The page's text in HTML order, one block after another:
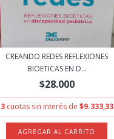
CREANDO REDES REFLEXIONES
BIOETICAS EN D...
$28.000
3 cuotas sin interés de $9.333,33